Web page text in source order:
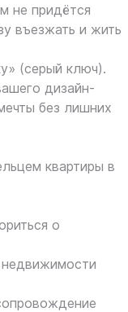
не придётся
въезжать и жить
(серый ключ).
дизайн-
без лишних
квартиры в
о